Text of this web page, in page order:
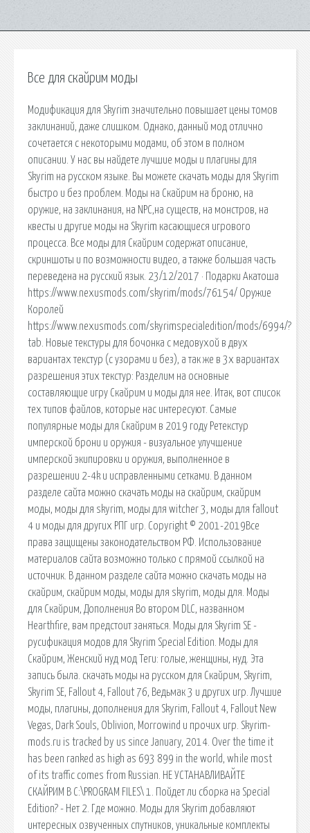
Все для скайрим моды
Модификация для Skyrim значительно повышает цены томов
заклинаний, даже слишком. Однако, данный мод отлично
сочетается с некоторыми модами, об этом в полном
описании. У нас вы найдете лучшие моды и плагины для
Skyrim на русском языке. Вы можете скачать моды для Skyrim
быстро и без проблем. Моды на Скайрим на броню, на
оружие, на заклинания, на NPC,на существ, на монстров, на
квесты и другие моды на Skyrim касающиеся игрового
процесса. Все моды для Скайрим содержат описание,
скриншоты и по возможности видео, а также большая часть
переведена на русский язык. 23/12/2017 · Подарки Акатоша
https://www.nexusmods.com/skyrim/mods/76154/ Оружие
Королей
https://www.nexusmods.com/skyrimspecialedition/mods/6994/?
tab. Новые текстуры для бочонка с медовухой в двух
вариантах текстур (с узорами и без), а так же в 3х вариантах
разрешения этих текстур: Разделим на основные
составляющие игру Скайрим и моды для нее. Итак, вот список
тех типов файлов, которые нас интересуют. Самые
популярные моды для Скайрим в 2019 году Ретекстур
имперской брони и оружия - визуальное улучшение
имперской экипировки и оружия, выполненное в
разрешении 2-4k и исправленными сетками. В данном
разделе сайта можно скачать моды на скайрим, скайрим
моды, моды для skyrim, моды для witcher 3, моды для fallout
4 и моды для других РПГ игр. Copyright © 2001-2019Все
права защищены законодательством РФ. Использование
материалов сайта возможно только с прямой ссылкой на
источник. В данном разделе сайта можно скачать моды на
скайрим, скайрим моды, моды для skyrim, моды для. Моды
для Скайрим, Дополнения Во втором DLC, названном
Hearthfire, вам предстоит заняться. Моды для Skyrim SE -
русификация модов для Skyrim Special Edition. Моды для
Скайрим, Женский нуд мод Теги: голые, женщины, нуд. Эта
запись была. скачать моды на русском для Скайрим, Skyrim,
Skyrim SE, Fallout 4, Fallout 76, Ведьмак 3 и других игр. Лучшие
моды, плагины, дополнения для Skyrim, Fallout 4, Fallout New
Vegas, Dark Souls, Oblivion, Morrowind и прочих игр. Skyrim-
mods.ru is tracked by us since January, 2014. Over the time it
has been ranked as high as 693 899 in the world, while most
of its traffic comes from Russian. НЕ УСТАНАВЛИВАЙТЕ
СКАЙРИМ В C:\PROGRAM FILES\ 1. Пойдет ли сборка на Special
Edition? - Нет 2. Где можно. Моды для Skyrim добавляют
интересных озвученных спутников, уникальные комплекты